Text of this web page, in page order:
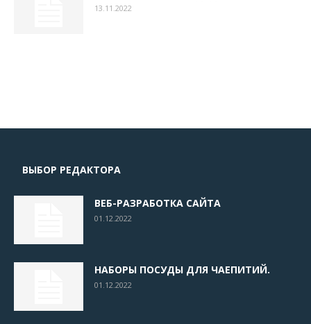
13.11.2022
ВЫБОР РЕДАКТОРА
ВЕБ-РАЗРАБОТКА САЙТА
01.12.2022
НАБОРЫ ПОСУДЫ ДЛЯ ЧАЕПИТИЙ.
01.12.2022